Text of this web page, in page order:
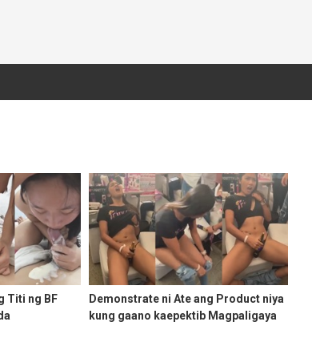
Titi ng BF
Demonstrate ni Ate ang Product niya
kung gaano kaepektib Magpaligaya